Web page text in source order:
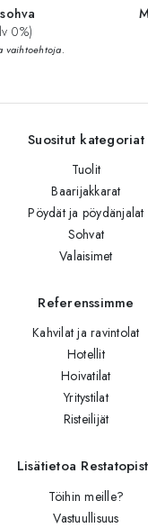
0%)
vaihtoehtoja.
Suositut kategoriat
Tuolit
Baarijakkarat
Pöydät ja pöydänjalat
Sohvat
Valaisimet
Referenssimme
Kahvilat ja ravintolat
Hotellit
Hoivatilat
Yritystilat
Risteilijät
Lisätietoa
Töihin meille?
Vastuullisuus